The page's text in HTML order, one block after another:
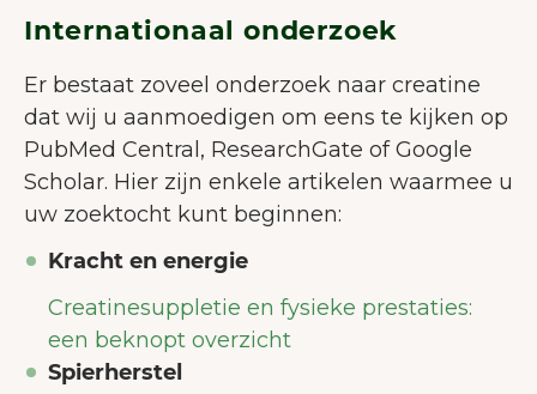
Internationaal onderzoek
Er bestaat zoveel onderzoek naar creatine
dat wij u aanmoedigen om eens te kijken op
PubMed Central, ResearchGate of Google
Scholar. Hier zijn enkele artikelen waarmee u
uw zoektocht kunt beginnen:
Kracht en energie
Creatinesuppletie en fysieke prestaties:
een beknopt overzicht
Spierherstel